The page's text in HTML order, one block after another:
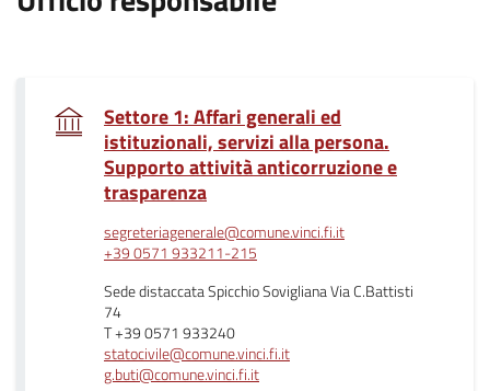
Settore 1: Affari generali ed
istituzionali, servizi alla persona.
Supporto attività anticorruzione e
trasparenza.
segreteriagenerale@comune.vinci.fi.it
+39 0571 933211-215
Sede distaccata Spicchio Sovigliana Via C.Battisti
74
T +39 0571 933240
statocivile@comune.vinci.fi.it
g.buti@comune.vinci.fi.it